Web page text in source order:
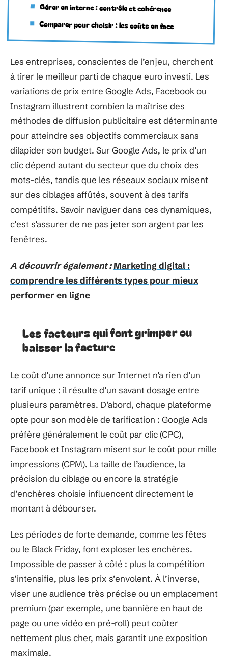
Gérer en interne : contrôle et cohérence
Comparer pour choisir : les coûts en face
Les entreprises, conscientes de l’enjeu, cherchent
à tirer le meilleur parti de chaque euro investi. Les
variations de prix entre Google Ads, Facebook ou
Instagram illustrent combien la maîtrise des
méthodes de diffusion publicitaire est déterminante
pour atteindre ses objectifs commerciaux sans
dilapider son budget. Sur Google Ads, le prix d’un
clic dépend autant du secteur que du choix des
mots-clés, tandis que les réseaux sociaux misent
sur des ciblages affûtés, souvent à des tarifs
compétitifs. Savoir naviguer dans ces dynamiques,
c’est s’assurer de ne pas jeter son argent par les
fenêtres.
A découvrir également : Marketing digital :
comprendre les différents types pour mieux
performer en ligne
Les facteurs qui font grimper ou
baisser la facture
Le coût d’une annonce sur Internet n’a rien d’un
tarif unique : il résulte d’un savant dosage entre
plusieurs paramètres. D’abord, chaque plateforme
opte pour son modèle de tarification : Google Ads
préfère généralement le coût par clic (CPC),
Facebook et Instagram misent sur le coût pour mille
impressions (CPM). La taille de l’audience, la
précision du ciblage ou encore la stratégie
d’enchères choisie influencent directement le
montant à débourser.
Les périodes de forte demande, comme les fêtes
ou le Black Friday, font exploser les enchères.
Impossible de passer à côté : plus la compétition
s’intensifie, plus les prix s’envolent. À l’inverse,
viser une audience très précise ou un emplacement
premium (par exemple, une bannière en haut de
page ou une vidéo en pré-roll) peut coûter
nettement plus cher, mais garantit une exposition
maximale.